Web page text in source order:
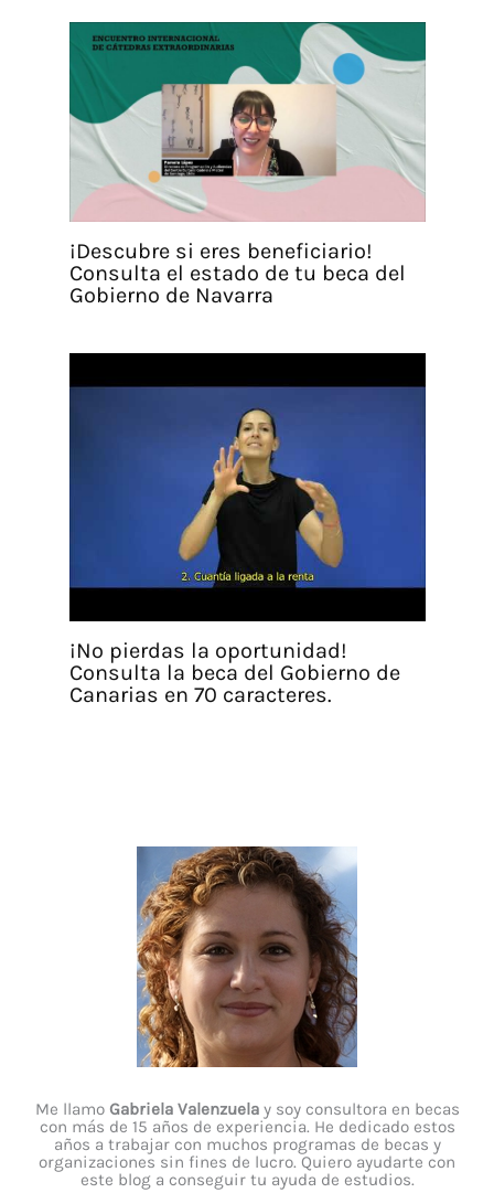
¡Descubre si eres beneficiario!
Consulta el estado de tu beca del
Gobierno de Navarra
¡No pierdas la oportunidad!
Consulta la beca del Gobierno de
Canarias en 70 caracteres.
Me llamo Gabriela Valenzuelay soy consultora en becas
con más de 15 años de experiencia. He dedicado estos
años a trabajar con muchos programas de becas y
organizaciones sin fines de lucro. Quiero ayudarte con
este blog a conseguir tu ayuda de estudios.